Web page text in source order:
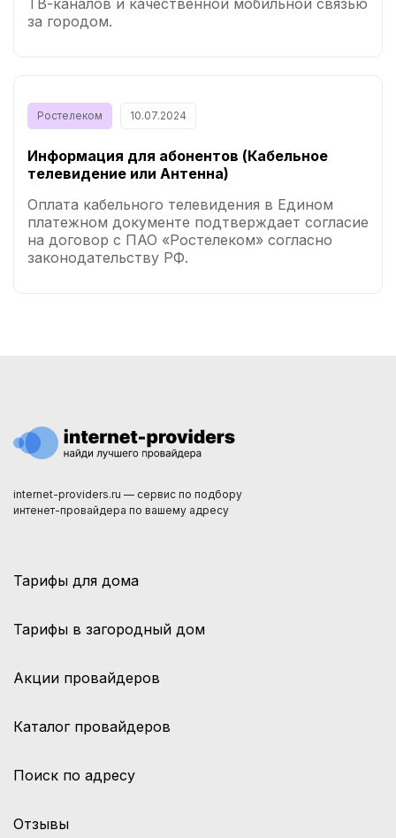
ТВ-каналов и качественной мобильной связью
за городом.
Ростелеком 10.07.2024
Информация для абонентов (Кабельное
телевидение или Антенна)
Оплата кабельного телевидения в Едином
платежном документе подтверждает согласие
на договор с ПАО «Ростелеком» согласно
законодательству РФ.
internet-providers.ru — сервис по подбору
интенет-провайдера по вашему адресу
Тарифы для дома
Тарифы в загородный дом
Акции провайдеров
Каталог провайдеров
Поиск по адресу
Отзывы